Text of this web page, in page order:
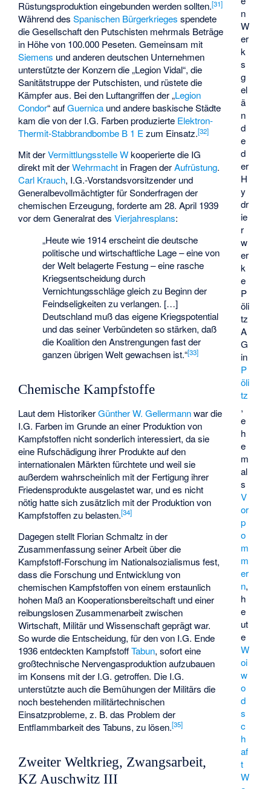
n
W
er
k
s
g
el
ä
n
d
e
d
er
H
y
dr
ie
r
w
er
k
e
P
öli
tz
A
G
in
P
öli
tz
,
e
h
e
m
al
s
V
or
p
o
m
m
er
n,
h
e
ut
e
W
oi
w
o
d
s
c
h
af
t
W
Rüstungsproduktion eingebunden werden sollten.[31]
Während desSpanischen Bürgerkrieges spendete
die Gesellschaft den Putschisten mehrmals Beträge
in Höhe von 100.000 Peseten. Gemeinsam mit
Siemens und anderen deutschen Unternehmen
unterstützte der Konzern die „Legion Vidal“, die
Sanitätstruppe der Putschisten, und rüstete die
Kämpfer aus. Bei den Luftangriffen der „Legion
Condor“ aufGuernica und andere baskische Städte
kam die von der I.G. Farben produzierte Elektron-
Thermit-Stabbrandbombe B 1 Ezum Einsatz.[32]
Mit derVermittlungsstelle Wkooperierte die IG
direkt mit derWehrmacht in Fragen derAufrüstung.
Carl Krauch, I.G.-Vorstandsvorsitzender und
Generalbevollmächtigter für Sonderfragen der
chemischen Erzeugung, forderte am 28. April 1939
vor dem Generalrat desVierjahresplans:
„Heute wie 1914 erscheint die deutsche
politische und wirtschaftliche Lage – eine von
der Welt belagerte Festung – eine rasche
Kriegsentscheidung durch
Vernichtungsschläge gleich zu Beginn der
Feindseligkeiten zu verlangen. […]
Deutschland muß das eigene Kriegspotential
und das seiner Verbündeten so stärken, daß
die Koalition den Anstrengungen fast der
ganzen übrigen Welt gewachsen ist.“[33]
Chemische Kampfstoffe
Laut dem HistorikerGünther W. Gellermannwar die
I.G. Farben im Grunde an einer Produktion von
Kampfstoffen nicht sonderlich interessiert, da sie
eine Rufschädigung ihrer Produkte auf den
internationalen Märkten fürchtete und weil sie
außerdem wahrscheinlich mit der Fertigung ihrer
Friedensprodukte ausgelastet war, und es nicht
nötig hatte sich zusätzlich mit der Produktion von
Kampfstoffen zu belasten.[34]
Dagegen stellt Florian Schmaltz in der
Zusammenfassung seiner Arbeit über die
Kampfstoff-Forschung im Nationalsozialismus fest,
dass die Forschung und Entwicklung von
chemischen Kampfstoffen von einem erstaunlich
hohen Maß an Kooperationsbereitschaft und einer
reibungslosen Zusammenarbeit zwischen
Wirtschaft, Militär und Wissenschaft geprägt war.
So wurde die Entscheidung, für den von I.G. Ende
1936 entdeckten KampfstoffTabun, sofort eine
großtechnische Nervengasproduktion aufzubauen
im Konsens mit der I.G. getroffen. Die I.G.
unterstützte auch die Bemühungen der Militärs die
noch bestehenden militärtechnischen
Einsatzprobleme, z. B. das Problem der
Entflammbarkeit des Tabuns, zu lösen.[35]
Zweiter Weltkrieg, Zwangsarbeit,
KZ Auschwitz III